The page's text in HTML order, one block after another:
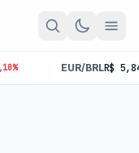
EUR/BRLR$ 5,84 -